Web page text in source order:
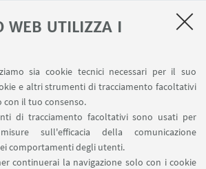
WEB UTILIZZA I
sia cookie tecnici necessari per il suo
e altri strumenti di tracciamento facoltativi
il tuo consenso.
di tracciamento facoltativi sono usati per
sull'efficacia della comunicazione
comportamenti degli utenti.
continuerai la navigazione solo con i cookie
Segnala un evento
Contatti
IL DIPARTIMENTO SU: